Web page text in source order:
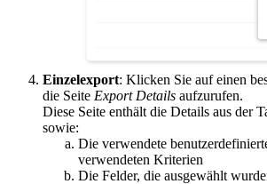
Einzelexport: Klicken Sie auf einen
die Seite Export Details aufzurufen.
Diese Seite enthält die Details aus der
sowie:
Die verwendete
verwendeten Kriterien
Die Felder, die ausgewählt